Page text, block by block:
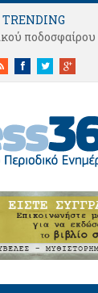
TRENDING
RSS FacebookTwitter